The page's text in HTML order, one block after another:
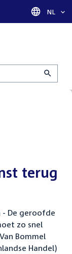
Taal
NL
terug
- De geroofde
zo snel
Bommel
Handel)